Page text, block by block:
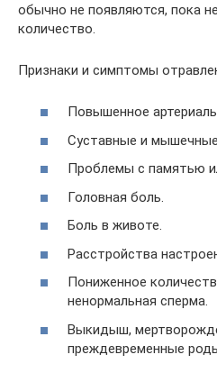
обычно не появляются, пока
количество.
Признаки и симптомы
Повышенное
Суставные и мышечные
Проблемы с памятью
Головная боль.
Боль в животе.
Расстройства
Пониженное
ненормальная сперма.
Выкидыш,
преждевременные